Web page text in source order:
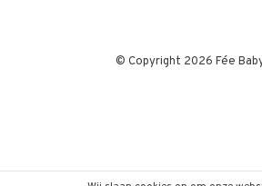
© Copyright 2026 Fée